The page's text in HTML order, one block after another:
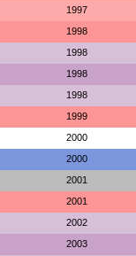
1997
1998
1998
1998
1998
1999
2000
2000
2001
2001
2002
2003